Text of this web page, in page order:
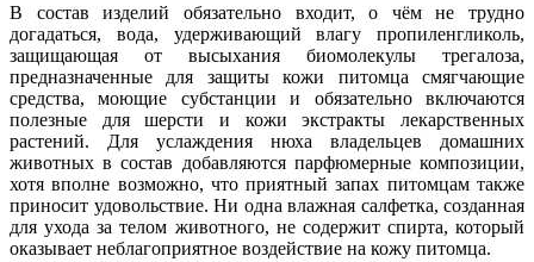
В состав изделий обязательно входит, о чём не трудно
догадаться, вода, удерживающий влагу пропиленгликоль,
защищающая от высыхания биомолекулы трегалоза,
предназначенные для защиты кожи питомца смягчающие
средства, моющие субстанции и обязательно включаются
полезные для шерсти и кожи экстракты лекарственных
растений. Для услаждения нюха владельцев домашних
животных в состав добавляются парфюмерные композиции,
хотя вполне возможно, что приятный запах питомцам также
приносит удовольствие. Ни одна влажная салфетка, созданная
для ухода за телом животного, не содержит спирта, который
оказывает неблагоприятное воздействие на кожу питомца.